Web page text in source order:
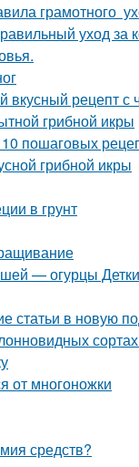
грамотного
уход за
вкусный рецепт с
грибной икры
пошаговых
грибной икры
в грунт
— огурцы
статьи в новую
от многоножки
средств?